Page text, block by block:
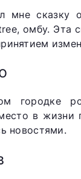
мне сказку
омбу.
городке
в
новостями.